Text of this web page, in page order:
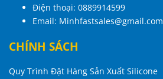
Điện thoại: 0889914599
Email: Minhfastsales@gmail.com
CHÍNH SÁCH
Quy Trình Đặt Hàng Sản Xuất Silicone